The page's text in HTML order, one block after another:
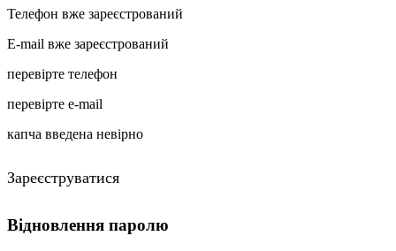
Телефон вже зареєстрований
E-mail вже зареєстрований
перевірте телефон
перевірте e-mail
капча введена невірно
Зареєструватися
Відновлення паролю